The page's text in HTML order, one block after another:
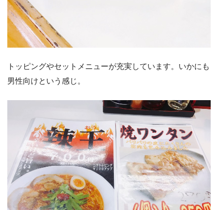
トッピングやセットメニューが充実しています。いかにも
男性向けという感じ。